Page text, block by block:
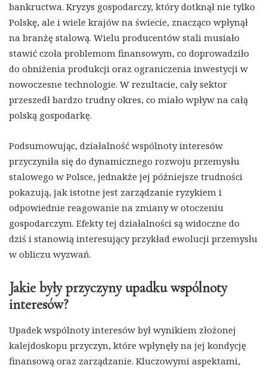
bankructwa. Kryzys gospodarczy, który dotknął nie tylko
Polskę, ale i wiele krajów na świecie, znacząco wpłynął
na branżę stalową. Wielu producentów stali musiało
stawić czoła problemom finansowym, co doprowadziło
do obniżenia produkcji oraz ograniczenia inwestycji w
nowoczesne technologie. W rezultacie, cały sektor
przeszedł bardzo trudny okres, co miało wpływ na całą
polską gospodarkę.
Podsumowując, działalność wspólnoty interesów
przyczyniła się do dynamicznego rozwoju przemysłu
stalowego w Polsce, jednakże jej późniejsze trudności
pokazują, jak istotne jest zarządzanie ryzykiem i
odpowiednie reagowanie na zmiany w otoczeniu
gospodarczym. Efekty tej działalności są widoczne do
dziś i stanowią interesujący przykład ewolucji przemysłu
w obliczu wyzwań.
Jakie były przyczyny upadku wspólnoty
interesów?
Upadek wspólnoty interesów był wynikiem złożonej
kalejdoskopu przyczyn, które wpłynęły na jej kondycję
finansową oraz zarządzanie. Kluczowymi aspektami,